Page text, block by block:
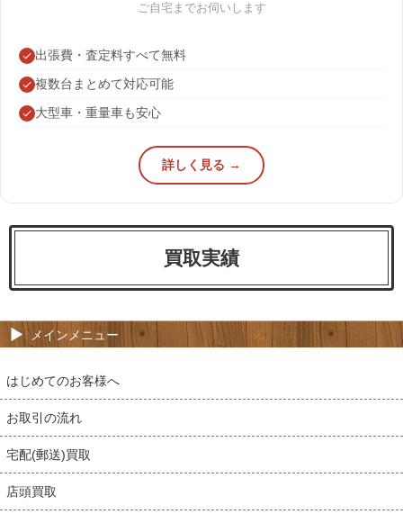
ご自宅までお伺いします
出張費・査定料すべて無料
複数台まとめて対応可能
大型車・重量車も安心
詳しく見る →
買取実績
メインメニュー
はじめてのお客様へ
お取引の流れ
宅配(郵送)買取
店頭買取